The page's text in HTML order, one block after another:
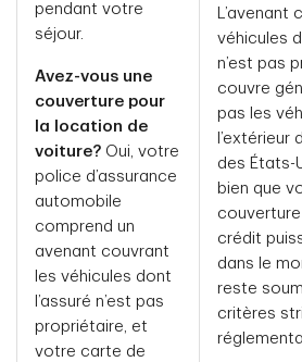
pendant votre
séjour.
Avez-vous une
couverture pour
la location de
voiture? Oui, votre
police d’assurance
automobile
comprend un
avenant couvrant
les véhicules dont
l’assuré n’est pas
propriétaire, et
votre carte de
L’avenant
véhicules
n’est pas
couvre
pas les
l’extérieur
des États-
bien que
crédit
dans le
reste
critères